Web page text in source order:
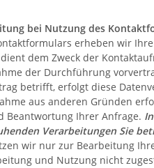
bei Nutzung des
erheben wir
dem Zweck der
der Durchführung
betrifft, erfolgt diese
aus anderen Gründen
Beantwortung Ihrer Anfrage.
Verarbeitungen Sie
wir nur zur Bearbeitung
und Nutzung nicht